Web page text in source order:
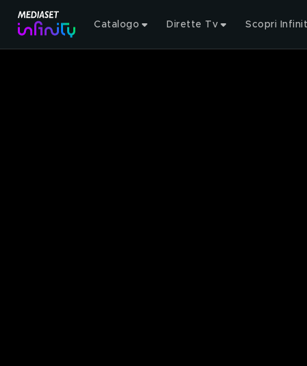
Catalogo Dirette Tv Scopri